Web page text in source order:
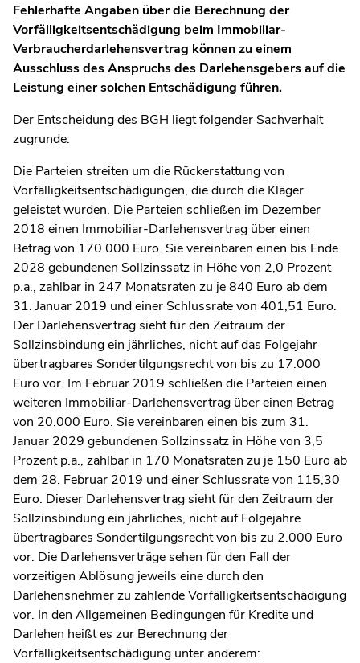
Fehlerhafte Angaben über die Berechnung der
Vorfälligkeitsentschädigung beim Immobiliar-
Verbraucherdarlehensvertrag können zu einem
Ausschluss des Anspruchs des Darlehensgebers auf die
Leistung einer solchen Entschädigung führen.
Der Entscheidung des BGH liegt folgender Sachverhalt
zugrunde:
Die Parteien streiten um die Rückerstattung von
Vorfälligkeitsentschädigungen, die durch die Kläger
geleistet wurden. Die Parteien schließen im Dezember
2018 einen Immobiliar-Darlehensvertrag über einen
Betrag von 170.000 Euro. Sie vereinbaren einen bis Ende
2028 gebundenen Sollzinssatz in Höhe von 2,0 Prozent
p.a., zahlbar in 247 Monatsraten zu je 840 Euro ab dem
31. Januar 2019 und einer Schlussrate von 401,51 Euro.
Der Darlehensvertrag sieht für den Zeitraum der
Sollzinsbindung ein jährliches, nicht auf das Folgejahr
übertragbares Sondertilgungsrecht von bis zu 17.000
Euro vor. Im Februar 2019 schließen die Parteien einen
weiteren Immobiliar-Darlehensvertrag über einen Betrag
von 20.000 Euro. Sie vereinbaren einen bis zum 31.
Januar 2029 gebundenen Sollzinssatz in Höhe von 3,5
Prozent p.a., zahlbar in 170 Monatsraten zu je 150 Euro ab
dem 28. Februar 2019 und einer Schlussrate von 115,30
Euro. Dieser Darlehensvertrag sieht für den Zeitraum der
Sollzinsbindung ein jährliches, nicht auf Folgejahre
übertragbares Sondertilgungsrecht von bis zu 2.000 Euro
vor. Die Darlehensverträge sehen für den Fall der
vorzeitigen Ablösung jeweils eine durch den
Darlehensnehmer zu zahlende Vorfälligkeitsentschädigung
vor. In den Allgemeinen Bedingungen für Kredite und
Darlehen heißt es zur Berechnung der
Vorfälligkeitsentschädigung unter anderem: